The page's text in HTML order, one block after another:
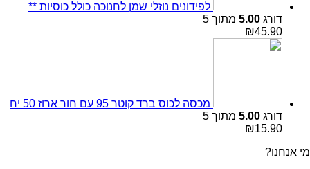
לפידונים נוזלי שמן לחנוכה כולל כוסיות **
דורג 5.00 מתוך 5
₪45.90
מכסה לכוס ברד קוטר 95 עם חור ארוז 50 יח
דורג 5.00 מתוך 5
₪15.90
מי אנחנו?